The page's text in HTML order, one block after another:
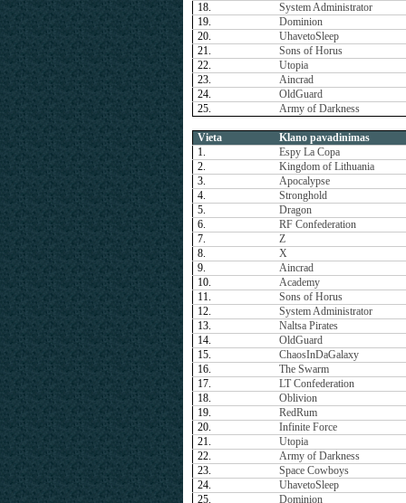
18.
System Administrator
19.
Dominion
20.
UhavetoSleep
21.
Sons of Horus
22.
Utopia
23.
Aincrad
24.
OldGuard
25.
Army of Darkness
Vieta
Klano pavadinimas
1.
Espy La Copa
2.
Kingdom of Lithuania
3.
Apocalypse
4.
Stronghold
5.
Dragon
6.
RF Confederation
7.
Z
8.
X
9.
Aincrad
10.
Academy
11.
Sons of Horus
12.
System Administrator
13.
Naltsa Pirates
14.
OldGuard
15.
ChaosInDaGalaxy
16.
The Swarm
17.
LT Confederation
18.
Oblivion
19.
RedRum
20.
Infinite Force
21.
Utopia
22.
Army of Darkness
23.
Space Cowboys
24.
UhavetoSleep
25.
Dominion